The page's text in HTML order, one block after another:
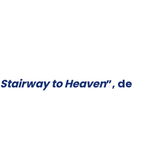
Stairway to Heaven”, de